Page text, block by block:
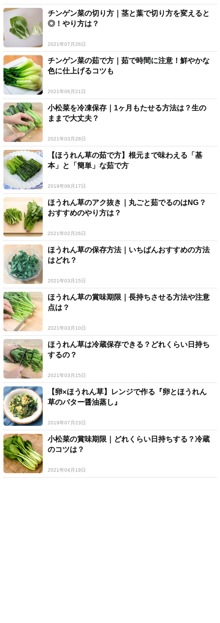
チンゲン菜の切り方｜茎と葉で切り方を変えると
◎！やり方は？
2021年07月26日
チンゲン菜の茹で方｜茹で時間に注意！鮮やかな
色に仕上げるコツも
2021年06月21日
小松菜を冷凍保存｜1ヶ月もたせる方法は？生の
ままで大丈夫？
2021年03月28日
【ほうれん草の茹で方】根元まで味わえる「基
本」と「簡単」な茹で方
2019年06月17日
ほうれん草のアク抜き｜丸ごと茹でるのはNG？
おすすめのやり方は？
2021年02月26日
ほうれん草の保存方法｜いちばんおすすめの方法
はどれ？
2021年03月15日
ほうれん草の賞味期限｜長持ちさせる方法や注意
点は？
2021年03月10日
ほうれん草は冷蔵保存できる？どれくらい日持ち
するの？
2021年03月15日
【卵×ほうれん草】レンジで作る『卵とほうれん
草のバター醤油蒸し』
2019年07月23日
小松菜の賞味期限｜どれくらい日持ちする？冷蔵
のコツは？
2021年04月19日